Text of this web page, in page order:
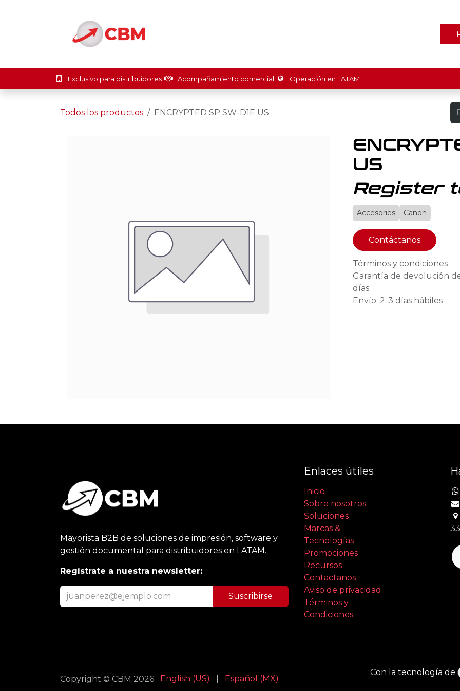
Exclusivo para distribuidores Acompañamiento comercial Operación en LATAM
Todos los productos ENCRYPTED SP SW-D1E US
US
Register
Accesories Canon
Contáctanos
Términos y condiciones
Garantía de devolución
días
Envío: 2-3 días hábiles
Mayorista B2B de soluciones de impresión, software y
gestión documental para distribuidores en LATAM.
Regístrate a nuestra newsletter:
Suscribirse
Enlaces útiles
Inicio
Sobre nosotros
Soluciones
Marcas &
Tecnologías
Promociones
Recursos
Contactanos
Aviso de privacidad
Términos y
Condiciones
Copyright © CBM 2026 English (US) Español (MX)
Con la tecnología de